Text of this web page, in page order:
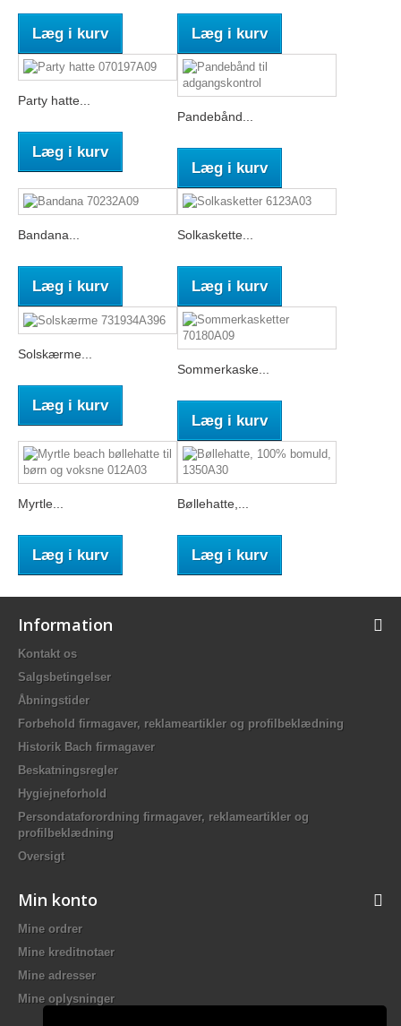
Læg i kurv Læg i kurv
Party hatte...
Læg i kurv
Pandebånd...
Læg i kurv
Bandana...
Læg i kurv
Solkaskette...
Læg i kurv
Solskærme...
Læg i kurv
Sommerkaske...
Læg i kurv
Myrtle...
Læg i kurv
Bøllehatte,...
Læg i kurv
Information
Kontakt os
Salgsbetingelser
Åbningstider
Forbehold firmagaver, reklameartikler og profilbeklædning
Historik Bach firmagaver
Beskatningsregler
Hygiejneforhold
Persondataforordning firmagaver, reklameartikler og
profilbeklædning
Oversigt
Min konto
Mine ordrer
Mine kreditnotaer
Mine adresser
Mine oplysninger